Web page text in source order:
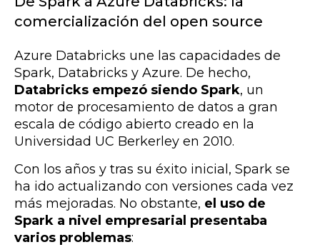
comercialización del open source
Azure Databricks une las capacidades de
Spark, Databricks y Azure. De hecho,
Databricks empezó siendo Spark, un
motor de procesamiento de datos a gran
escala de código abierto creado en la
Universidad UC Berkerley en 2010.
Con los años y tras su éxito inicial, Spark se
ha ido actualizando con versiones cada vez
más mejoradas. No obstante, el uso de
Spark a nivel empresarial presentaba
varios problemas: